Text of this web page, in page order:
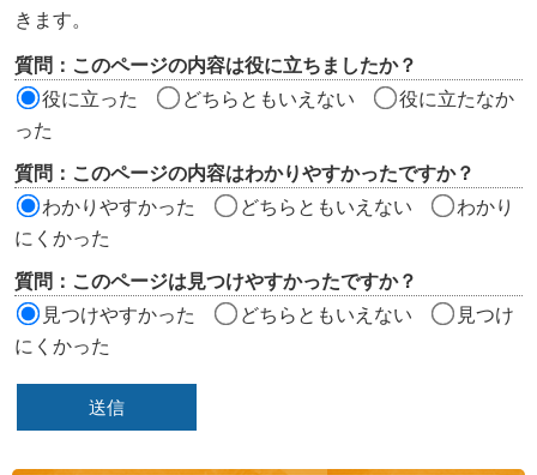
ツ
価
ア
きます。
質問：このページの内容は役に立ちましたか？
役に立った
どちらともいえない
役に立たなか
った
質問：このページの内容はわかりやすかったですか？
わかりやすかった
どちらともいえない
わかり
にくかった
質問：このページは見つけやすかったですか？
見つけやすかった
どちらともいえない
見つけ
にくかった